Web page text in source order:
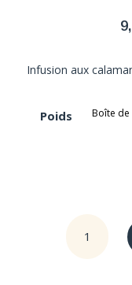
Infusion aux
Poids